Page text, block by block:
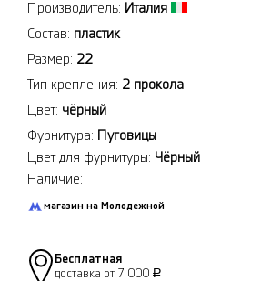
Производитель: Италия
Состав: пластик
Размер: 22
Тип крепления: 2 прокола
Цвет: чёрный
Фурнитура: Пуговицы
Цвет для фурнитуры: Чёрный
Наличие:
магазин на Молодежной
Бесплатная
доставка от 7 000 Р